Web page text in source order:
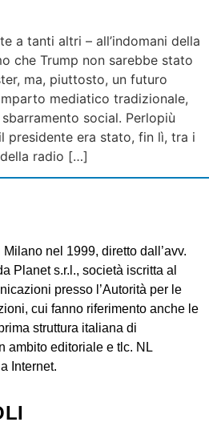
a tanti altri – all’indomani della
che Trump non sarebbe stato
ma, piuttosto, un futuro
mediatico tradizionale,
social. Perlopiù
presidente era stato, fin lì, tra i
radio […]
nel 1999, diretto dall’avv.
Planet s.r.l., società iscritta al
presso l’Autorità per le
cui fanno riferimento anche le
struttura italiana di
ambito editoriale e tlc. NL
Internet.